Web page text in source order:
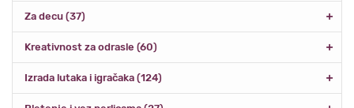
Za decu (37)
Kreativnost za odrasle (60)
Izrada lutaka i igračaka (124)